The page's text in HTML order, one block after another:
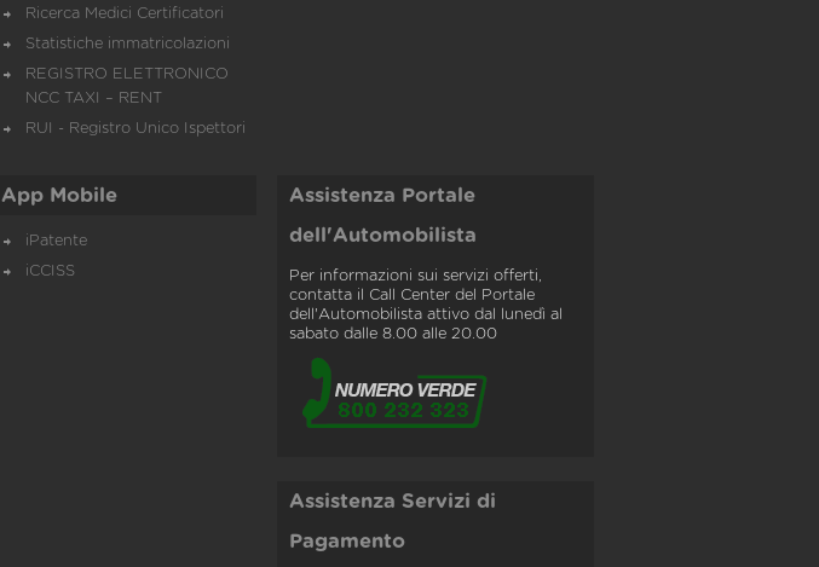
Ricerca Medici Certificatori
Statistiche immatricolazioni
REGISTRO ELETTRONICO
NCC TAXI – RENT
RUI - Registro Unico Ispettori
App Mobile
iPatente
iCCISS
Assistenza Portale
dell'Automobilista
Per informazioni sui servizi offerti,
contatta il Call Center del Portale
dell'Automobilista attivo dal lunedì al
sabato dalle 8.00 alle 20.00
Assistenza Servizi di
Pagamento